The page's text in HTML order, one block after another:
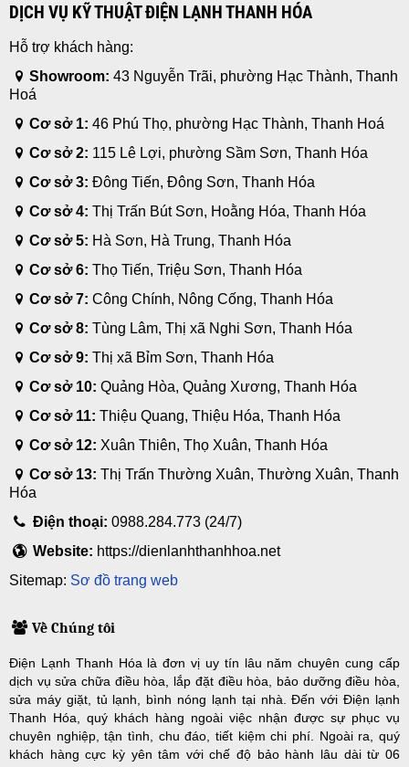
DỊCH VỤ KỸ THUẬT ĐIỆN LẠNH THANH HÓA
Hỗ trợ khách hàng:
Showroom: 43 Nguyễn Trãi, phường Hạc Thành, Thanh
Hoá
Cơ sở 1: 46 Phú Thọ, phường Hạc Thành, Thanh Hoá
Cơ sở 2: 115 Lê Lợi, phường Sầm Sơn, Thanh Hóa
Cơ sở 3: Đông Tiến, Đông Sơn, Thanh Hóa
Cơ sở 4: Thị Trấn Bút Sơn, Hoằng Hóa, Thanh Hóa
Cơ sở 5: Hà Sơn, Hà Trung, Thanh Hóa
Cơ sở 6: Thọ Tiến, Triệu Sơn, Thanh Hóa
Cơ sở 7: Công Chính, Nông Cống, Thanh Hóa
Cơ sở 8: Tùng Lâm, Thị xã Nghi Sơn, Thanh Hóa
Cơ sở 9: Thị xã Bỉm Sơn, Thanh Hóa
Cơ sở 10: Quảng Hòa, Quảng Xương, Thanh Hóa
Cơ sở 11: Thiệu Quang, Thiệu Hóa, Thanh Hóa
Cơ sở 12: Xuân Thiên, Thọ Xuân, Thanh Hóa
Cơ sở 13: Thị Trấn Thường Xuân, Thường Xuân, Thanh
Hóa
Điện thoại:0988.284.773 (24/7)
Website: https://dienlanhthanhhoa.net
Sitemap: Sơ đồ trang web
Về Chúng tôi
Điện Lạnh Thanh Hóa là đơn vị uy tín lâu năm chuyên cung cấp
dịch vụ sửa chữa điều hòa, lắp đặt điều hòa, bảo dưỡng điều hòa,
sửa máy giặt, tủ lạnh, bình nóng lạnh tại nhà. Đến với Điện lạnh
Thanh Hóa, quý khách hàng ngoài việc nhận được sự phục vụ
chuyên nghiệp, tận tình, chu đáo, tiết kiệm chi phí. Ngoài ra, quý
khách hàng cực kỳ yên tâm với chế độ bảo hành lâu dài từ 06